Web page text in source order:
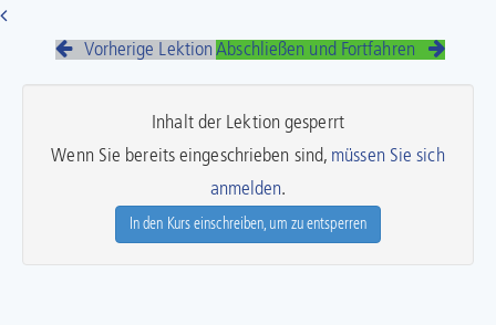
Vorherige Lektion Abschließen und Fortfahren
Inhalt der Lektion gesperrt
Wenn Sie bereits eingeschrieben sind, müssen Sie sich
anmelden.
In den Kurs einschreiben, um zu entsperren